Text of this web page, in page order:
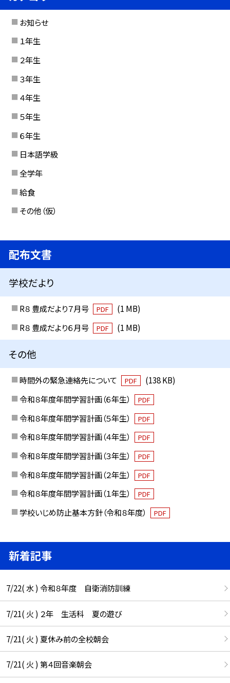
お知らせ
１年生
２年生
３年生
４年生
５年生
６年生
日本語学級
全学年
給食
その他（仮）
配布文書
学校だより
R８ 豊成だより７月号 PDF
(1 MB)
R８ 豊成だより６月号
PDF (1 MB)
その他
時間外の緊急連絡先について PDF
(138 KB)
令和８年度年間学習計画（６年生）
PDF
令和８年度年間学習計画（５年生） PDF
令和８年度年間学習計画（４年生） PDF
令和８年度年間学習計画（３年生） PDF
令和８年度年間学習計画（２年生） PDF
令和８年度年間学習計画（１年生） PDF
学校いじめ防止基本方針（令和８年度） PDF
新着記事
7/22( 水 ) 令和８年度 自衛消防訓練
7/21( 火 ) ２年 生活科 夏の遊び
7/21( 火 ) 夏休み前の全校朝会
7/21( 火 ) 第４回音楽朝会